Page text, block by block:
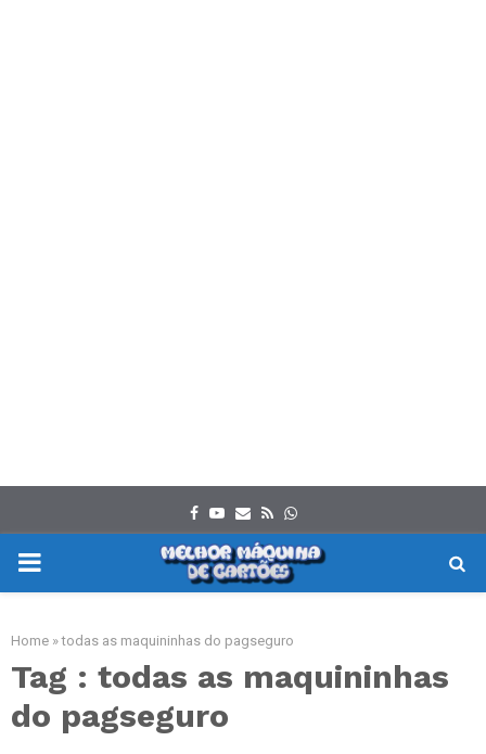
Facebook
Youtube
Email
RssWhatsapp
PRIMARY
Home »todas as maquininhas do pagseguro
Tag : todas as maquininhas
do pagseguro